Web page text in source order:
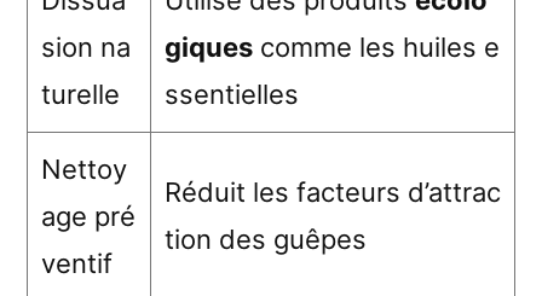
sion na
turelle
giques comme les huiles e
ssentielles
Nettoy
age pré
ventif
Réduit les facteurs d’attrac
tion des guêpes